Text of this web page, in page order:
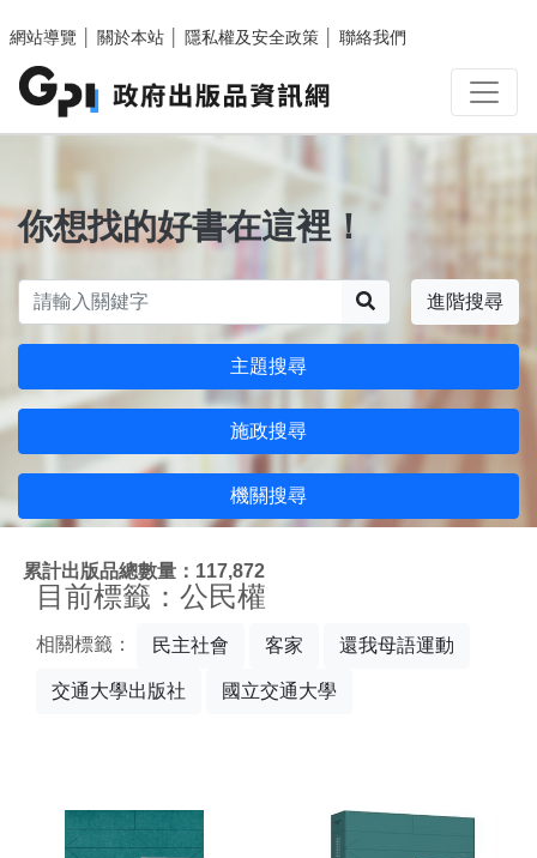
網站導覽
關於本站 隱私權及安全政策 聯絡我們
你想找的好書在這裡！
進階搜尋
主題搜尋
施政搜尋
機關搜尋
累計出版品總數量：117,872
目前標籤：公民權
相關標籤： 民主社會 客家 還我母語運動
交通大學出版社 國立交通大學